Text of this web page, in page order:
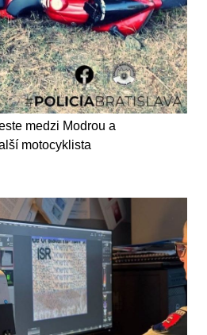
medzi Modrou a
motocyklista